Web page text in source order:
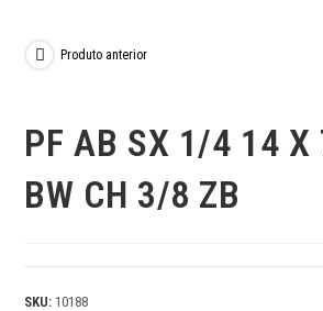
Produto anterior
PF AB SX 1/4 14 X
BW CH 3/8 ZB
SKU: 10188